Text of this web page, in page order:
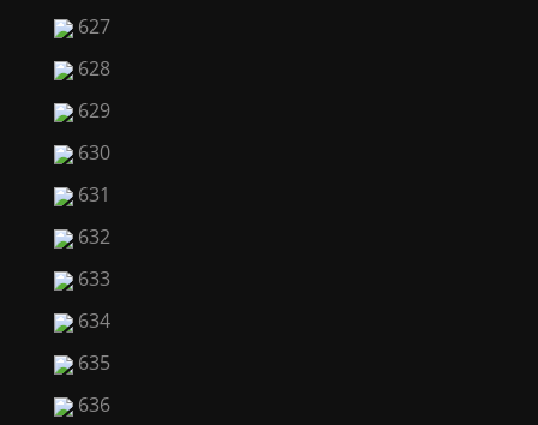
627
628
629
630
631
632
633
634
635
636